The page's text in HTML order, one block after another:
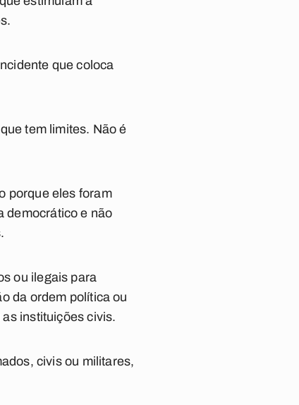
que coloca
tem limites. Não é
porque eles foram
democrático e não
ou ilegais para
da ordem política ou
instituições civis.
civis ou militares,